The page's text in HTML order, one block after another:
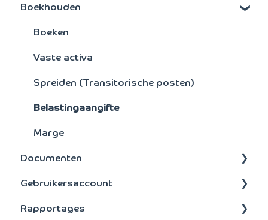
Abonnementen
Orders
Incasso
Inkoopfacturen
Bankenkoppeling
Betalen
Bankbestanden
Instellingen
Boekhouden
Boeken
Vaste activa
Spreiden (Transitorische posten)
Belastingaangifte
Marge
Documenten
Layouts
Dossier
Gebruikersaccount
Abonnement
Rapportages